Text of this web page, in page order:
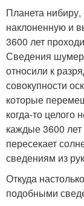
Планета
наклоненную и
3600 лет
Сведения
относили к
совокупности
которые
когда-то целого
каждые 3600
пересекает
сведениям из
Откуда
подобными